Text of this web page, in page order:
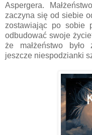
Aspergera.
zaczyna się od siebie
zostawiając po sobie
odbudować swoje
że małżeństwo było
jeszcze niespodzianki